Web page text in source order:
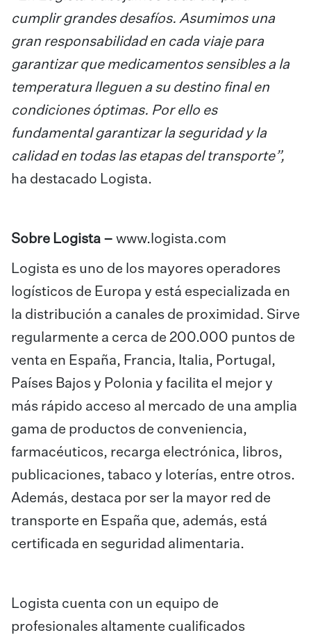
cumplir grandes desafíos. Asumimos una
gran responsabilidad en cada viaje para
garantizar que medicamentos sensibles a la
temperatura lleguen a su destino final en
condiciones óptimas. Por ello es
fundamental garantizar la seguridad y la
calidad en todas las etapas del transporte”,
ha destacado Logista.
Sobre Logista – www.logista.com
Logista es uno de los mayores operadores
logísticos de Europa y está especializada en
la distribución a canales de proximidad. Sirve
regularmente a cerca de 200.000 puntos de
venta en España, Francia, Italia, Portugal,
Países Bajos y Polonia y facilita el mejor y
más rápido acceso al mercado de una amplia
gama de productos de conveniencia,
farmacéuticos, recarga electrónica, libros,
publicaciones, tabaco y loterías, entre otros.
Además, destaca por ser la mayor red de
transporte en España que, además, está
certificada en seguridad alimentaria.
Logista cuenta con un equipo de
profesionales altamente cualificados